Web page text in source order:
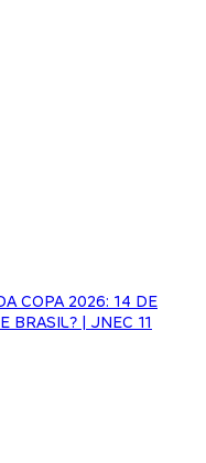
COPA 2026: 14 DE
BRASIL? | JNEC 11